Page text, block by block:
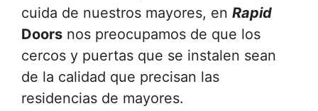
cuida de nuestros mayores, en Rapid
Doors nos preocupamos de que los
cercos y puertas que se instalen sean
de la calidad que precisan las
residencias de mayores.